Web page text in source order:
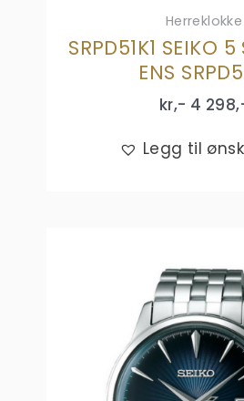
Herreklokke
SRPD51K1 SEIKO
ENS
kr,- 4 298
Legg til